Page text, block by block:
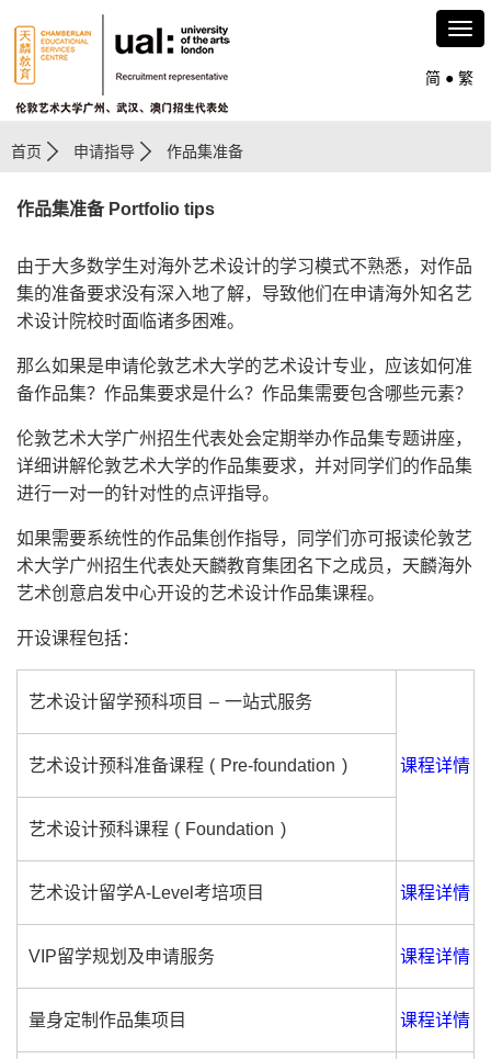
简 ● 繁
首页 申请指导 作品集准备
作品集准备 Portfolio tips
由于大多数学生对海外艺术设计的学习模式不熟悉，对作品
集的准备要求没有深入地了解，导致他们在申请海外知名艺
术设计院校时面临诸多困难。
那么如果是申请伦敦艺术大学的艺术设计专业，应该如何准
备作品集？作品集要求是什么？作品集需要包含哪些元素？
伦敦艺术大学广州招生代表处会定期举办作品集专题讲座，
详细讲解伦敦艺术大学的作品集要求，并对同学们的作品集
进行一对一的针对性的点评指导。
如果需要系统性的作品集创作指导，同学们亦可报读伦敦艺
术大学广州招生代表处天麟教育集团名下之成员，天麟海外
艺术创意启发中心开设的艺术设计作品集课程。
开设课程包括：
艺术设计留学预科项目 – 一站式服务
课程详情
艺术设计预科准备课程 ( Pre-foundation )
艺术设计预科课程 ( Foundation )
艺术设计留学A-Level考培项目 课程详情
VIP留学规划及申请服务 课程详情
量身定制作品集项目 课程详情